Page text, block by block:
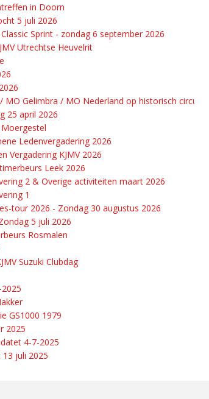
in Doorn
5 juli 2026
Classic Sprint - zondag 6 september 2026
Utrechtse Heuvelrit
MO Gelimbra / MO Nederland op historisch circuit in
25 april 2026
Ledenvergadering 2026
Vergadering KJMV 2026
Leek 2026
2 & Overige activiteiten maart 2026
1
tour 2026 - Zondag 30 augustus 2026
5 juli 2026
Rosmalen
Suzuki Clubdag
GS1000 1979
2025
4-7-2025
juli 2025